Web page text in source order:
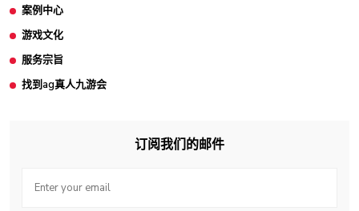
案例中心
游戏文化
服务宗旨
找到ag真人九游会
订阅我们的邮件